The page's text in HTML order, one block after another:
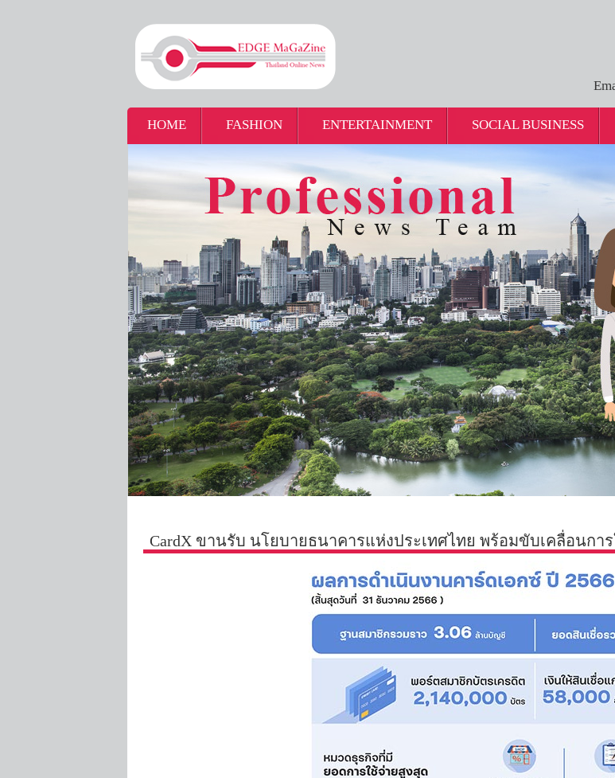
HOME FASHION ENTERTAINMENT SOCIAL BUSINESS
CardX ขานรับ นโยบายธนาคารแห่งประเทศไทย พร้อมขับเคลื่อนกา